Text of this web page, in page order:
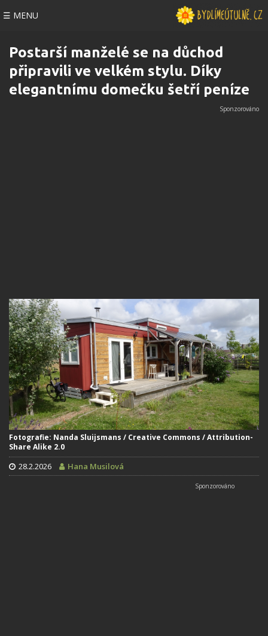
☰ MENU
Postarší manželé se na důchod
připravili ve velkém stylu. Díky
elegantnímu domečku šetří peníze
Fotografie: Nanda Sluijsmans / Creative Commons / Attribution-
Share Alike 2.0
28.2.2026 Hana Musilová